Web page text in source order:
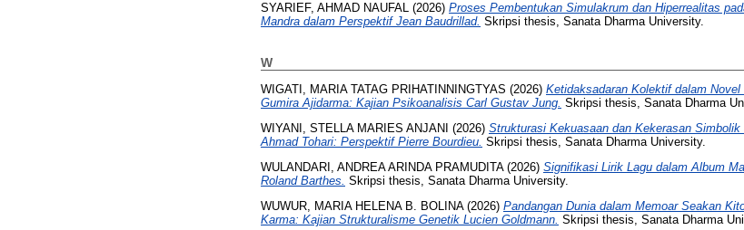
SYARIEF, AHMAD NAUFAL (2026) Proses Pembentukan Simulakrum dan Hiperrealitas
Mandra dalam Perspektif Jean Baudrillad. Skripsi thesis, Sanata Dharma University.
W
WIGATI, MARIA TATAG PRIHATINNINGTYAS (2026) Ketidaksadaran Kolektif dalam
Gumira Ajidarma: Kajian Psikoanalisis Carl Gustav Jung. Skripsi thesis, Sanata Dharma
WIYANI, STELLA MARIES ANJANI (2026) Strukturasi Kekuasaan dan Kekerasan
Ahmad Tohari: Perspektif Pierre Bourdieu. Skripsi thesis, Sanata Dharma University.
WULANDARI, ANDREA ARINDA PRAMUDITA(2026) Signifikasi Lirik Lagu dalam Album
Roland Barthes. Skripsi thesis, Sanata Dharma University.
WUWUR, MARIA HELENA B. BOLINA(2026) Pandangan Dunia dalam Memoar Seakan
Karma: Kajian Strukturalisme Genetik Lucien Goldmann. Skripsi thesis, Sanata Dharma